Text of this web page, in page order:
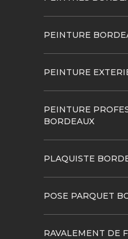
PEINTURE
PEINTURE
PEINTURE
BORDEAUX
PLAQUISTE
POSE PARQUET
RAVALEMENT DE